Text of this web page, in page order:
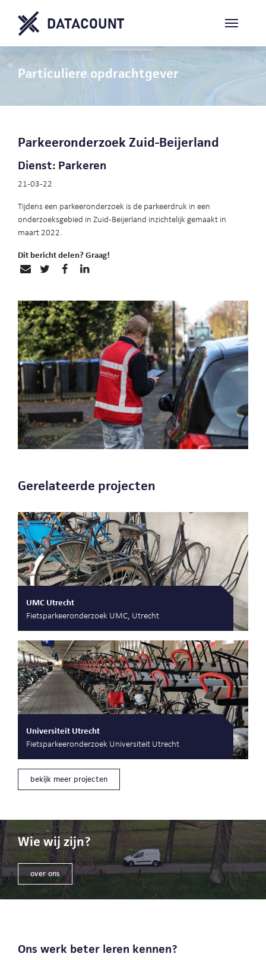
Particuliere opdrachtgever
Parkeeronderzoek Zuid-Beijerland
Dienst: Parkeren
21-03-22
Tijdens een parkeeronderzoek is de parkeerdruk in een
onderzoeksgebied in Zuid-Beijerland inzichtelijk gemaakt in
maart 2022.
Dit bericht delen? Graag!
Gerelateerde projecten
UMC Utrecht
Fietsparkeeronderzoek UMC, Utrecht
Universiteit Utrecht
Fietsparkeeronderzoek Universiteit Utrecht
bekijk meer projecten
Wie wij zijn?
over ons
Ons werk beter leren kennen?